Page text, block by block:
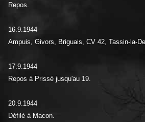
Repos.
16.9.1944
Ampuis, Givors, Briguais, CV 42, Tassin-la-
17.9.1944
Repos à Prissé jusqu'au 19.
20.9.1944
Défilé à Macon.